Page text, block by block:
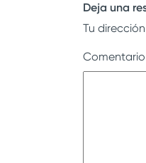
Deja una
Tu
Comentario